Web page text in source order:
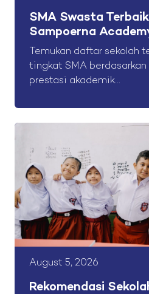
SMA Swasta
Sampoerna
Temukan daftar sekolah
tingkat SMA
prestasi akademik...
August 5, 2026
Rekomendasi